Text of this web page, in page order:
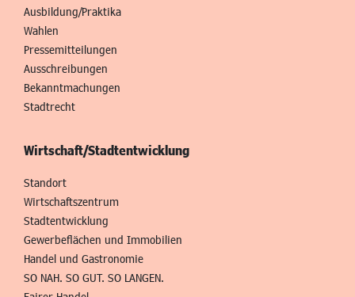
Ausbildung/Praktika
Wahlen
Pressemitteilungen
Ausschreibungen
Bekanntmachungen
Stadtrecht
Wirtschaft/Stadtentwicklung
Standort
Wirtschaftszentrum
Stadtentwicklung
Gewerbeflächen und Immobilien
Handel und Gastronomie
SO NAH. SO GUT. SO LANGEN.